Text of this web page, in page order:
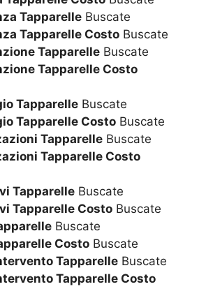
Tapparelle Buscate
Tapparelle Costo Buscate
Tapparelle Buscate
Tapparelle Costo
Tapparelle Buscate
Tapparelle Costo Buscate
Tapparelle Buscate
Tapparelle Costo
Tapparelle Buscate
Tapparelle Costo Buscate
Buscate
Costo Buscate
Tapparelle Buscate
Tapparelle Costo